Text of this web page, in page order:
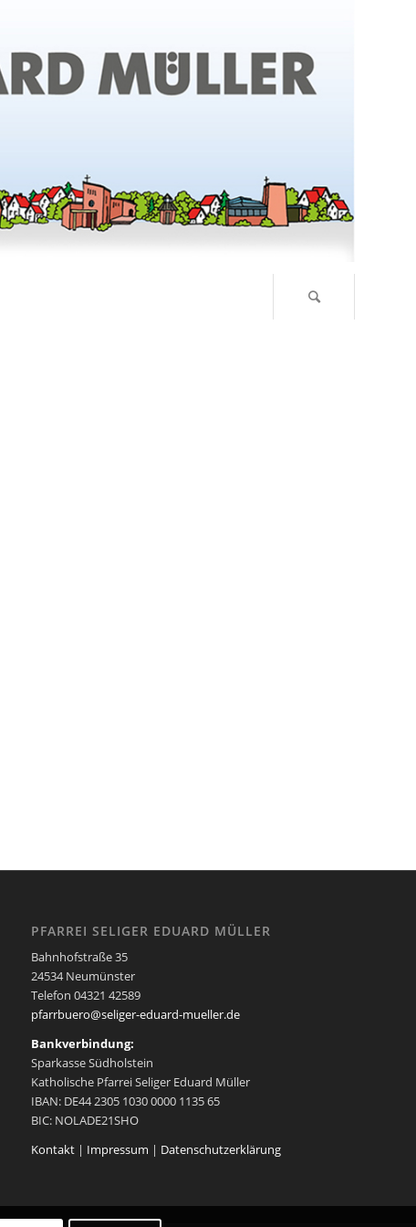
PFARREI SELIGER EDUARD MÜLLER
Bahnhofstraße 35
24534 Neumünster
Telefon 04321 42589
pfarrbuero@seliger-eduard-mueller.de
Bankverbindung:
Sparkasse Südholstein
Katholische Pfarrei Seliger Eduard Müller
IBAN: DE44 2305 1030 0000 1135 65
BIC: NOLADE21SHO
Kontakt | Impressum | Datenschutzerklärung